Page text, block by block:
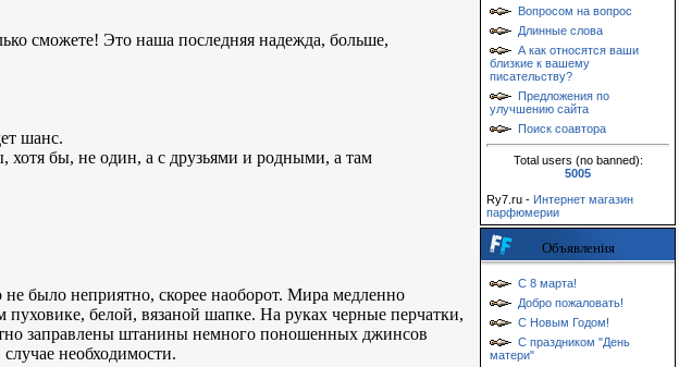
сможете! Это наша последняя надежда, больше,
шанс.
хотя бы, не один, а с друзьями и родными, а там
было неприятно, скорее наоборот. Мира медленно
пуховике, белой, вязаной шапке. На руках черные перчатки,
заправлены штанины немного поношенных джинсов
необходимости.
Вопросом на вопрос
Длинные слова
А как относятся ваши
близкие к вашему
писательству?
Предложения по
улучшению сайта
Поиск соавтора
Total users (no banned):
5005
Ry7.ru - Интернет магазин
парфюмерии
Объявления
С 8 марта!
Добро пожаловать!
С Новым Годом!
С праздником "День
матери"